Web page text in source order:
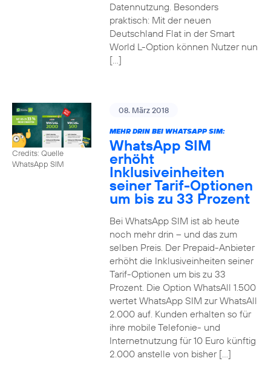
Datennutzung. Besonders
praktisch: Mit der neuen
Deutschland Flat in der Smart
World L-Option können Nutzer nun
[…]
Credits: Quelle
WhatsApp SIM
08. März 2018
MEHR DRIN BEI WHATSAPP SIM:
WhatsApp SIM
erhöht
Inklusiveinheiten
seiner Tarif-Optionen
um bis zu 33 Prozent
Bei WhatsApp SIM ist ab heute
noch mehr drin – und das zum
selben Preis. Der Prepaid-Anbieter
erhöht die Inklusiveinheiten seiner
Tarif-Optionen um bis zu 33
Prozent. Die Option WhatsAll 1.500
wertet WhatsApp SIM zur WhatsAll
2.000 auf. Kunden erhalten so für
ihre mobile Telefonie- und
Internetnutzung für 10 Euro künftig
2.000 anstelle von bisher […]